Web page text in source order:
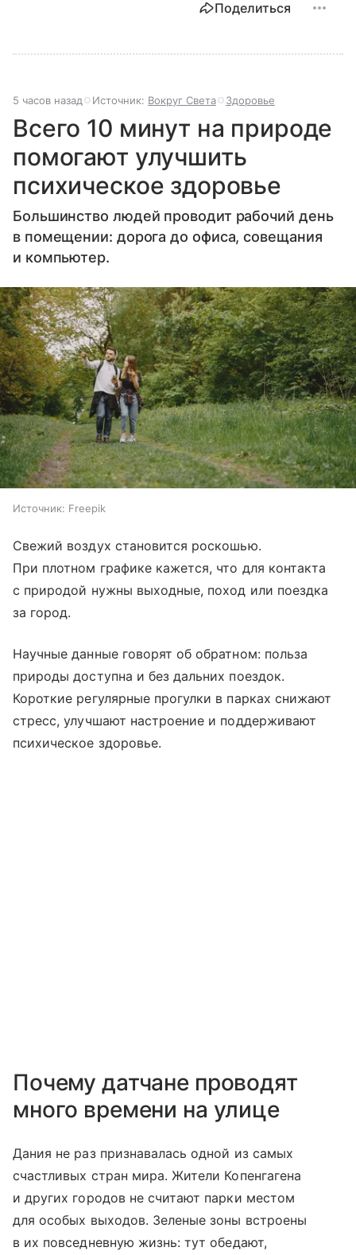
Поделиться
5 часов назад Источник: Вокруг Света Здоровье
Всего 10 минут на природе
помогают улучшить
психическое здоровье
Большинство людей проводит рабочий день
в помещении: дорога до офиса, совещания
и компьютер.
Источник: Freepik
Свежий воздух становится роскошью.
При плотном графике кажется, что для контакта
с природой нужны выходные, поход или поездка
за город.
Научные данные говорят об обратном: польза
природы доступна и без дальних поездок.
Короткие регулярные прогулки в парках снижают
стресс, улучшают настроение и поддерживают
психическое здоровье.
Почему датчане проводят
много времени на улице
Дания не раз признавалась одной из самых
счастливых стран мира. Жители Копенгагена
и других городов не считают парки местом
для особых выходов. Зеленые зоны встроены
в их повседневную жизнь: тут обедают,